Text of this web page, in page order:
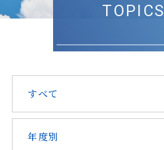
進路・進学
卒業生の皆様へ
在校生・保護者の皆様へ
TOPICS
すべて
年度別